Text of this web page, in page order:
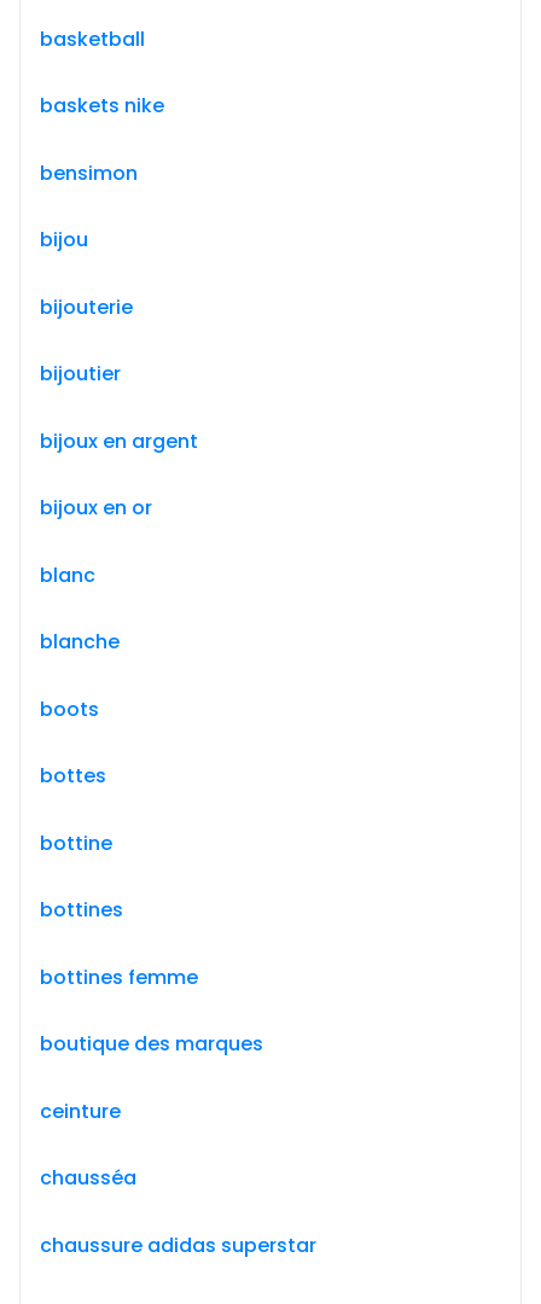
basketball
baskets nike
bensimon
bijou
bijouterie
bijoutier
bijoux en argent
bijoux en or
blanc
blanche
boots
bottes
bottine
bottines
bottines femme
boutique des marques
ceinture
chausséa
chaussure adidas superstar